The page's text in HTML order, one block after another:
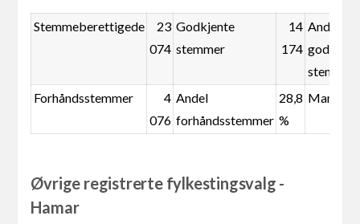
Stemmeberettigede
23
074
Godkjente
stemmer
14
174
Andel
stemmer
Forhåndsstemmer
4
076
Andel
forhåndsstemmer
28,8
%
Øvrige registrerte fylkestingsvalg -
Hamar